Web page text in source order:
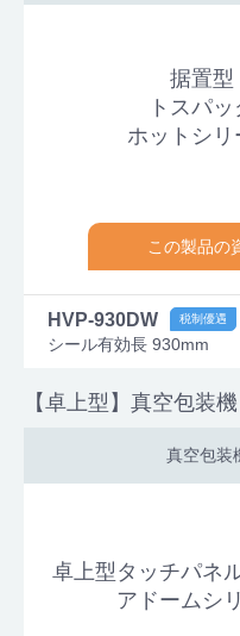
据置型
トスパッ
ホットシリ
この製品の
HVP-930DW
シール有効長 930mm
【卓上型】真空包装
真空包装
卓上型タッチパネ
アドームシ